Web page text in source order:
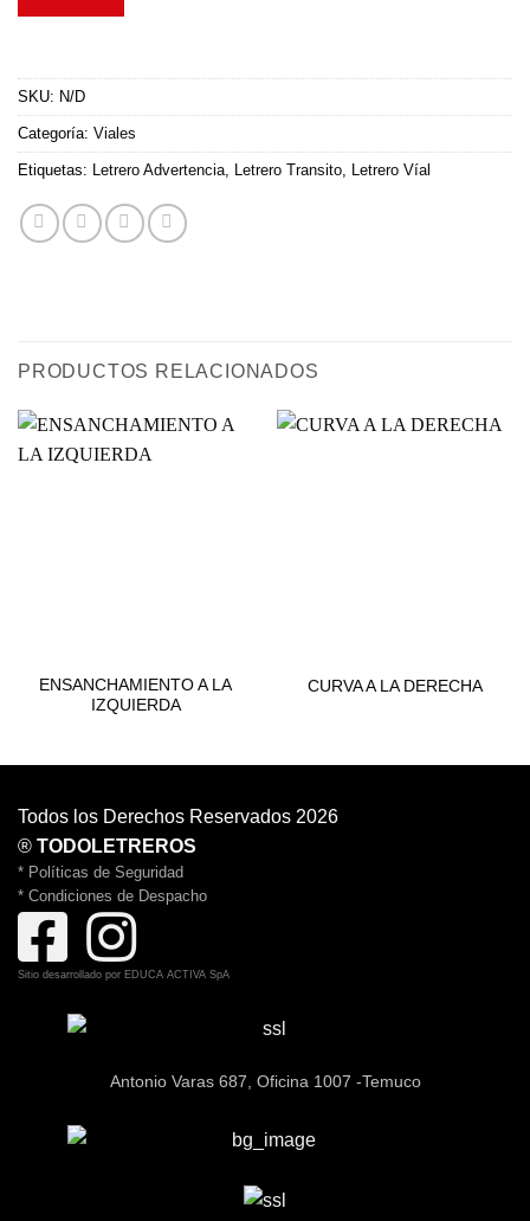
SKU: N/D
Categoría: Viales
Etiquetas: Letrero Advertencia Letrero Transito Letrero Víal
PRODUCTOS RELACIONADOS
ENSANCHAMIENTO A LA
IZQUIERDA
CURVA A LA DERECHA
Todos los Derechos Reservados 2026
® TODOLETREROS
* Políticas de Seguridad
* Condiciones de Despacho
Sitio desarrollado por EDUCA ACTIVA SpA
Antonio Varas 687, Oficina 1007 -Temuco